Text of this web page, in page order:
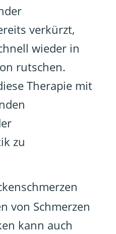
verkürzt,
wieder in
rutschen.
Therapie mit
zu
von Schmerzen
kann auch